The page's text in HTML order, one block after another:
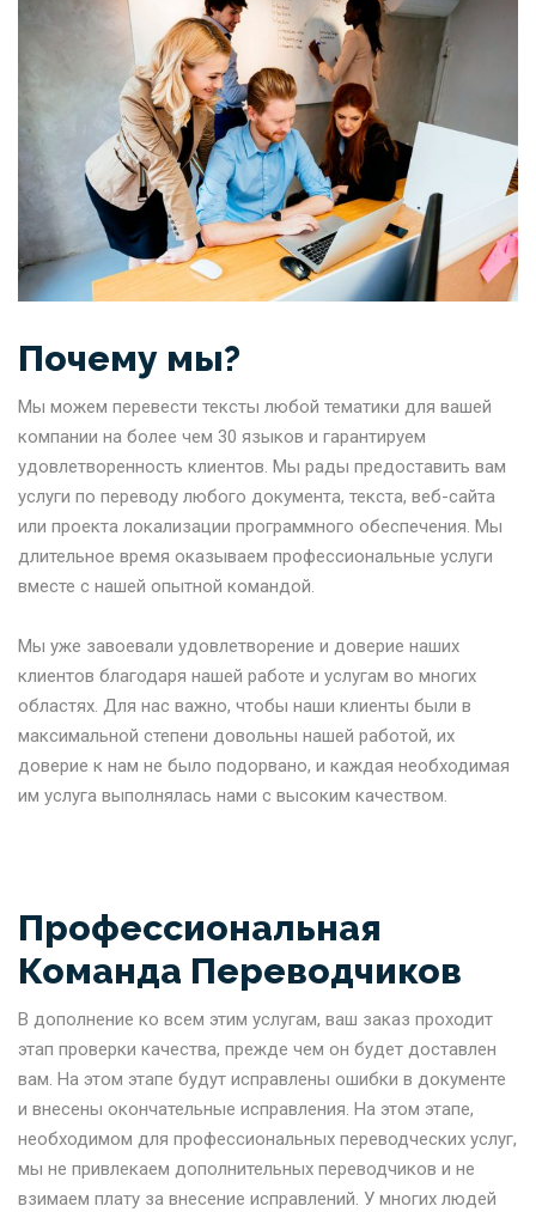
Почему мы?
Мы можем перевести тексты любой тематики для вашей
компании на более чем 30 языков и гарантируем
удовлетворенность клиентов. Мы рады предоставить вам
услуги по переводу любого документа, текста, веб-сайта
или проекта локализации программного обеспечения. Мы
длительное время оказываем профессиональные услуги
вместе с нашей опытной командой.
Мы уже завоевали удовлетворение и доверие наших
клиентов благодаря нашей работе и услугам во многих
областях. Для нас важно, чтобы наши клиенты были в
максимальной степени довольны нашей работой, их
доверие к нам не было подорвано, и каждая необходимая
им услуга выполнялась нами с высоким качеством.
Профессиональная
Команда Переводчиков
В дополнение ко всем этим услугам, ваш заказ проходит
этап проверки качества, прежде чем он будет доставлен
вам. На этом этапе будут исправлены ошибки в документе
и внесены окончательные исправления. На этом этапе,
необходимом для профессиональных переводческих услуг,
мы не привлекаем дополнительных переводчиков и не
взимаем плату за внесение исправлений. У многих людей